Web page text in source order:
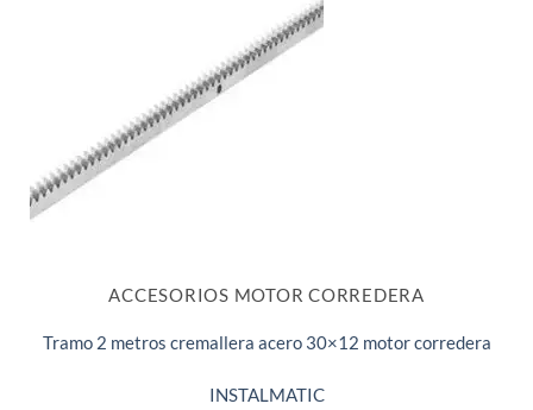
ACCESORIOS MOTOR CORREDERA
Tramo 2 metros cremallera acero 30×12 motor corredera
INSTALMATIC